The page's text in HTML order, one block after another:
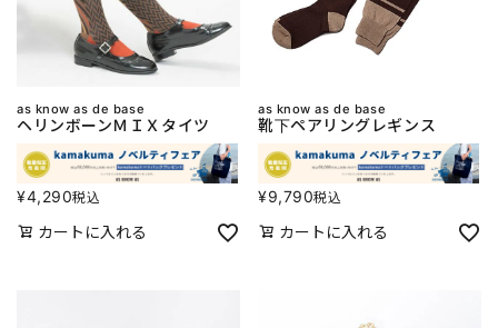
as know as de base
ヘリンボーンＭＩＸタイツ
¥4,290税込
カートに入れる
as know as de base
靴下ペアリングレギンス
¥9,790税込
カートに入れる